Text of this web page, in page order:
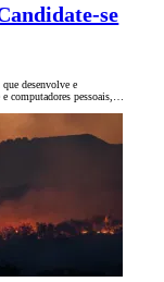
se
desenvolve e
computadores pessoais,…